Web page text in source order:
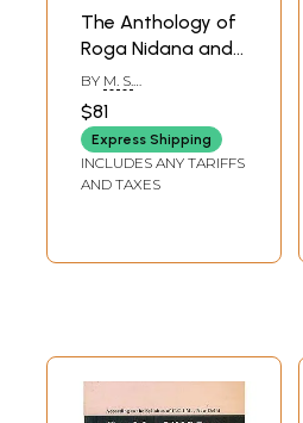
The Anthology of
Roga Nidana and
Vikrti Vijnana ( Set
of 2 Volumes )
BY M. S.
THIRUNAVUKKARASU
$81
Express Shipping
INCLUDES ANY TARIFFS
AND TAXES